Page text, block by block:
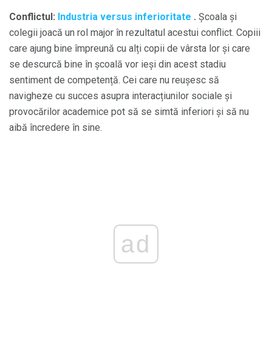
Conflictul: Industria versus inferioritate . Școala și
colegii joacă un rol major în rezultatul acestui conflict. Copiii
care ajung bine împreună cu alți copii de vârsta lor și care
se descurcă bine în școală vor ieși din acest stadiu
sentiment de competență. Cei care nu reușesc să
navigheze cu succes asupra interacțiunilor sociale și
provocărilor academice pot să se simtă inferiori și să nu
aibă încredere în sine.
ad